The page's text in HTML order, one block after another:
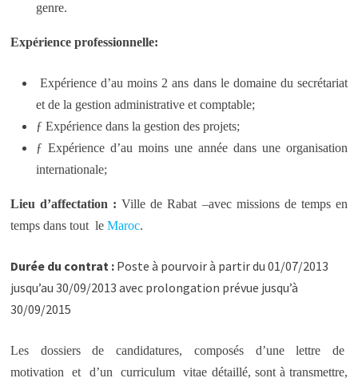
genre.
Expérience professionnelle:
Expérience d’au moins 2 ans dans le domaine du secrétariat
et de la gestion administrative et comptable;
ƒ Expérience dans la gestion des projets;
ƒ Expérience d’au moins une année dans une organisation
internationale;
Lieu d’affectation : Ville de Rabat –avec missions de temps en
temps dans tout le Maroc.
Durée du contrat :Poste à pourvoir à partir du 01/07/2013
jusqu’au 30/09/2013 avec prolongation prévue jusqu’à
30/09/2015
Les dossiers de candidatures, composés d’une lettre de
motivation et d’un curriculum vitae détaillé, sont à transmettre,